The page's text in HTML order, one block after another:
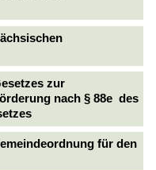
zur
nach § 88e des
für den